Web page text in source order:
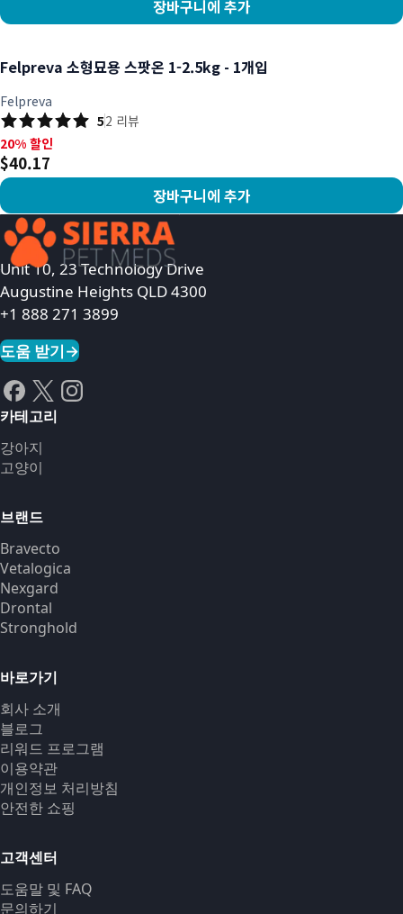
장바구니에 추가
Felpreva 소형묘용 스팟온 1-2.5kg - 1개입
Felpreva
52 리뷰
20% 할인, $40.17
20% 할인
$40.17
장바구니에 추가
상품 보기
Unit 10, 23 Technology Drive
Augustine Heights QLD 4300
+1 888 271 3899
도움 받기→
카테고리
강아지
고양이
브랜드
Bravecto
Vetalogica
Nexgard
Drontal
Stronghold
바로가기
회사 소개
블로그
리워드 프로그램
이용약관
개인정보 처리방침
안전한 쇼핑
고객센터
도움말 및 FAQ
문의하기